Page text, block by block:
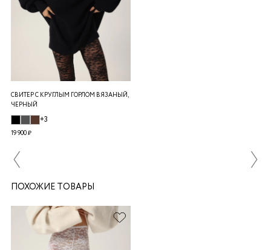
СВИТЕР С КРУГЛЫМ ГОРЛОМ ВЯЗАНЫЙ,
ЧЕРНЫЙ
+3
19 900 ₽
ПОХОЖИЕ ТОВАРЫ